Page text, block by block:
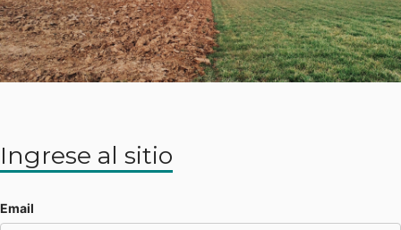
Ingrese al sitio
Email